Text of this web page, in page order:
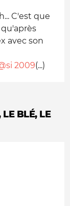
C'est que
avec son
2009(...)
LE BLÉ, LE